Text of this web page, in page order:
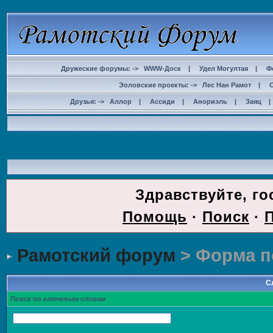
Дружеские форумы: -> WWW-Доск | Удел Могултая |
Эоловские проекты: -> Лес Нан Рамот |
Друзья: -> Аллор | Ассиди | Анориэль | Заяц
Здравствуйте,
Помощь · Поиск ·
Рамотский форум > Форма
Поиск по ключевым словам